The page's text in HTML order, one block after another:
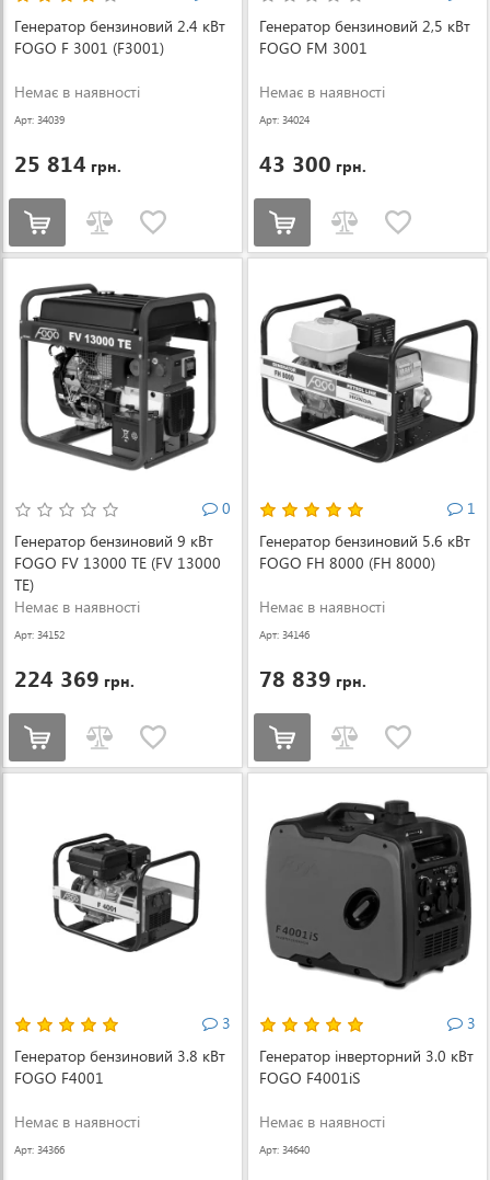
Генератор бензиновий 2.4 кВт
FOGO F 3001 (F3001)
Немає в наявності
Арт: 34039
25 814 грн.
Генератор бензиновий 2,5 кВт
FOGO FM 3001
Немає в наявності
Арт: 34024
43 300 грн.
0
Генератор бензиновий 9 кВт
FOGO FV 13000 TE (FV 13000
TE)
Немає в наявності
Арт: 34152
224 369 грн.
1
Генератор бензиновий 5.6 кВт
FOGO FH 8000 (FH 8000)
Немає в наявності
Арт: 34146
78 839 грн.
3
Генератор бензиновий 3.8 кВт
FOGO F4001
Немає в наявності
Арт: 34366
3
Генератор інверторний 3.0 кВт
FOGO F4001iS
Немає в наявності
Арт: 34640